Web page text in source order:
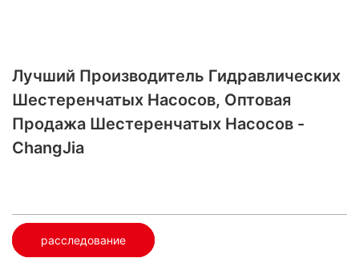
Лучший Производитель Гидравлических
Шестеренчатых Насосов, Оптовая
Продажа Шестеренчатых Насосов -
ChangJia
расследование